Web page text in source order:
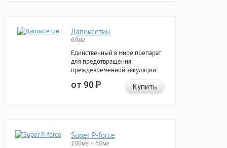
Дапоксетин
60мг
Единственный в мире препарат
для предотвращения
преждевременной эякуляции.
от 90Р Купить
Super P-force
100мг + 60мг